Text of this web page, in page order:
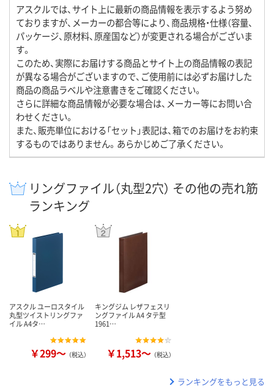
アスクルでは、サイト上に最新の商品情報を表示するよう努め
ておりますが、メーカーの都合等により、商品規格・仕様（容量、
パッケージ、原材料、原産国など）が変更される場合がございま
す。
このため、実際にお届けする商品とサイト上の商品情報の表記
が異なる場合がございますので、ご使用前には必ずお届けした
商品の商品ラベルや注意書きをご確認ください。
さらに詳細な商品情報が必要な場合は、メーカー等にお問い合
わせください。
また、販売単位における「セット」表記は、箱でのお届けをお約束
するものではありません。あらかじめご了承ください。
リングファイル（丸型2穴） その他の売れ筋
ランキング
アスクル ユーロスタイル
丸型ツイストリングファ
イル A4タ…
￥299～ （税込）
キングジム レザフェスリ
ングファイル A4 タテ型
1961…
￥1,513～ （税込）
ランキングをもっと見る